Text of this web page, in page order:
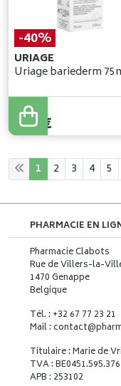
-40%
URIAGE
Uriage
15,70
9,42 €
1 2 3 4 5
PHARMACIE EN
Pharmacie Clabots
Rue de Villers-la-
1470 Genappe
Belgique
Tél. : +32 67 77 23 21
Mail : contact@
Titulaire : Marie de
TVA : BE0451.595.376
APB : 253102